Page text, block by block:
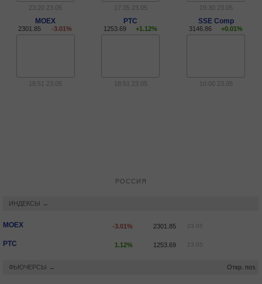
23:20 23.05 17:35 23.05 19:30 23.05
MOEX
2301.85 -3.01%
18:51 23.05
РТС
1253.69 +1.12%
18:51 23.05
SSE Comp
3146.86 +0.01%
10:00 23.05
РОССИЯ
ИНДЕКСЫ →
MOEX -3.01% 2301.85 23.05
РТС 1.12% 1253.69 23.05
ФЬЮЧЕРСЫ → Откр. поз.